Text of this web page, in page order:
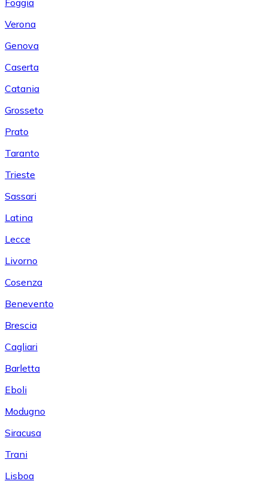
Verona
Genova
Caserta
Catania
Grosseto
Prato
Taranto
Trieste
Sassari
Latina
Lecce
Livorno
Cosenza
Benevento
Brescia
Cagliari
Barletta
Eboli
Modugno
Siracusa
Trani
Lisboa